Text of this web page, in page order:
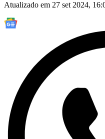
Atualizado em 27 set 2024,